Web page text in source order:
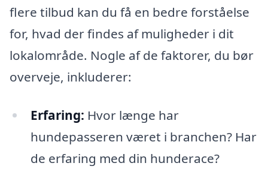
flere tilbud kan du få en bedre forståelse
for, hvad der findes af muligheder i dit
lokalområde. Nogle af de faktorer, du bør
overveje, inkluderer:
Erfaring: Hvor længe har
hundepasseren været i branchen? Har
de erfaring med din hunderace?